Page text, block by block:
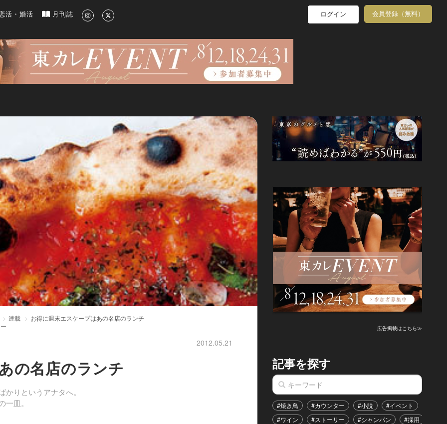
ルメ、洗練されたライフスタイル情報
活・婚活 月刊誌 ログイン 会員登録（無料）
連載
お得に週末エスケープはあの名店のランチ
2012.05.21
の名店のランチ
りというアナタへ。
皿。
広告掲載はこちら≫
記事を探す
#焼き鳥 #カウンター #小説 #イベント
#ワイン
#ストーリー #シャンパン #採用